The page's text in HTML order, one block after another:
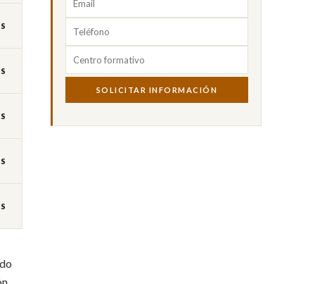
SOLICITAR INFORMACIÓN